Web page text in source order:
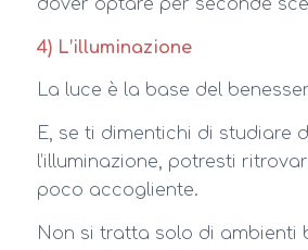
dover optare per seconde
4) L’illuminazione
La luce è la base del
E, se ti dimentichi di studiare
l’illuminazione, potresti
poco accogliente.
Non si tratta solo di ambienti